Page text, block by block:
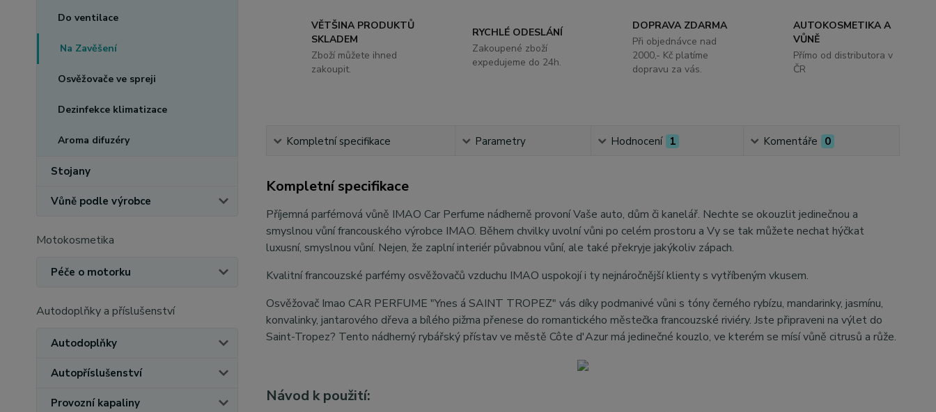
Do ventilace
Na Zavěšení
Osvěžovače ve spreji
Dezinfekce klimatizace
Aroma difuzéry
Stojany
Vůně podle výrobce
Motokosmetika
Péče o motorku
Autodoplňky a příslušenství
Autodoplňky
Autopříslušenství
Provozní kapaliny
VĚTŠINA PRODUKTŮ
SKLADEM
Zboží můžete ihned
zakoupit.
RYCHLÉ ODESLÁNÍ
Zakoupené zboží
expedujeme do 24h.
DOPRAVA ZDARMA
Při objednávce nad
2000,- Kč platíme
dopravu za vás.
AUTOKOSMETIKA A
VŮNĚ
Přímo od distributora v
ČR
Kompletní specifikace Parametry Hodnocení 1 Komentáře 0
Kompletní specifikace
Příjemná parfémová vůně IMAO Car Perfume nádherně provoní Vaše auto, dům či kanelář. Nechte se okouzlit jedinečnou a
smyslnou vůní francouského výrobce IMAO. Během chvilky uvolní vůni po celém prostoru a Vy se tak můžete nechat hýčkat
luxusní, smyslnou vůní. Nejen, že zaplní interiér půvabnou vůní, ale také překryje jakýkoliv zápach.
Kvalitní francouzské parfémy osvěžovačů vzduchu IMAO uspokojí i ty nejnáročnější klienty s vytříbeným vkusem.
Osvěžovač Imao CAR PERFUME "Ynes á SAINT TROPEZ" vás díky podmanivé vůni s tóny černého rybízu, mandarinky, jasmínu,
konvalinky, jantarového dřeva a bílého pižma přenese do romantického městečka francouzské riviéry. Jste připraveni na výlet do
Saint-Tropez? Tento nádherný rybářský přístav ve městě Côte d'Azur má jedinečné kouzlo, ve kterém se mísí vůně citrusů a růže.
Návod k použití: